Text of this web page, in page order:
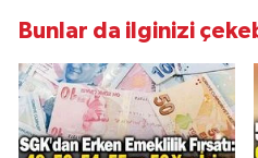
Bunlar da ilginizi